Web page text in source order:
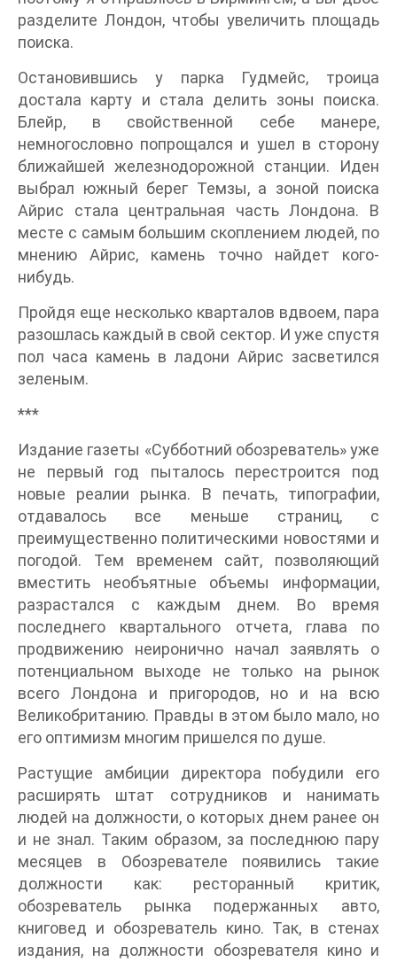
разделите Лондон, чтобы увеличить площадь
поиска.
Остановившись у парка Гудмейс, троица
достала карту и стала делить зоны поиска.
Блейр, в свойственной себе манере,
немногословно попрощался и ушел в сторону
ближайшей железнодорожной станции. Иден
выбрал южный берег Темзы, а зоной поиска
Айрис стала центральная часть Лондона. В
месте с самым большим скоплением людей, по
мнению Айрис, камень точно найдет кого-
нибудь.
Пройдя еще несколько кварталов вдвоем, пара
разошлась каждый в свой сектор. И уже спустя
пол часа камень в ладони Айрис засветился
зеленым.
***
Издание газеты «Субботний обозреватель» уже
не первый год пыталось перестроится под
новые реалии рынка. В печать, типографии,
отдавалось все меньше страниц, с
преимущественно политическими новостями и
погодой. Тем временем сайт, позволяющий
вместить необъятные объемы информации,
разрастался с каждым днем. Во время
последнего квартального отчета, глава по
продвижению неиронично начал заявлять о
потенциальном выходе не только на рынок
всего Лондона и пригородов, но и на всю
Великобританию. Правды в этом было мало, но
его оптимизм многим пришелся по душе.
Растущие амбиции директора побудили его
расширять штат сотрудников и нанимать
людей на должности, о которых днем ранее он
и не знал. Таким образом, за последнюю пару
месяцев в Обозревателе появились такие
должности как: ресторанный критик,
обозреватель рынка подержанных авто,
книговед и обозреватель кино. Так, в стенах
издания, на должности обозревателя кино и